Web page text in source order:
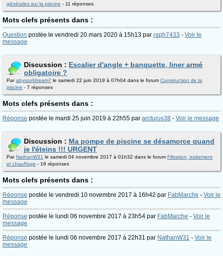
générales sur la piscine - 11 réponses
Mots clefs présents dans :
Question postée le vendredi 20 mars 2020 à 15h13 par raph7433 - Voir le
message
Discussion : Escalier d'angle + banquette, liner armé
obligatoire ?
Parabyssofdream7 le samedi 22 juin 2019 à 07h04 dans le forum Construction de la
piscine - 7 réponses
Mots clefs présents dans :
Réponse postée le mardi 25 juin 2019 à 22h55 par arcturus38 - Voir le message
Discussion : Ma pompe de piscine se désamorce quand
je l'éteins !!! URGENT
ParNathanW31 le samedi 04 novembre 2017 à 01h32 dans le forum Filtration, traitement
et chauffage - 16 réponses
Mots clefs présents dans :
Réponse postée le vendredi 10 novembre 2017 à 16h42 par FabMarche - Voir le
message
Réponse postée le lundi 06 novembre 2017 à 23h54 par FabMarche - Voir le
message
Réponse postée le lundi 06 novembre 2017 à 22h31 par NathanW31 - Voir le
message